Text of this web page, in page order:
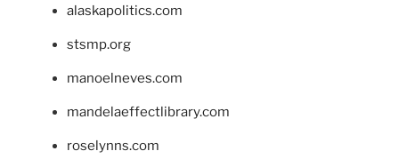
alaskapolitics.com
stsmp.org
manoelneves.com
mandelaeffectlibrary.com
roselynns.com